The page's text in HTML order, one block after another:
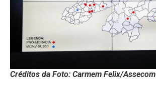
Créditos da Foto: Carmem Felix/Assecom